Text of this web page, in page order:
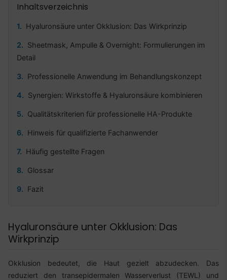
Inhaltsverzeichnis
Hyaluronsäure unter Okklusion: Das Wirkprinzip
Sheetmask, Ampulle & Overnight: Formulierungen im
Detail
Professionelle Anwendung im Behandlungskonzept
Synergien: Wirkstoffe & Hyaluronsäure kombinieren
Qualitätskriterien für professionelle HA-Produkte
Hinweis für qualifizierte Fachanwender
Häufig gestellte Fragen
Glossar
Fazit
Hyaluronsäure unter Okklusion: Das
Wirkprinzip
Okklusion bedeutet, die Haut gezielt abzudecken. Das
reduziert den transepidermalen Wasserverlust (TEWL) und